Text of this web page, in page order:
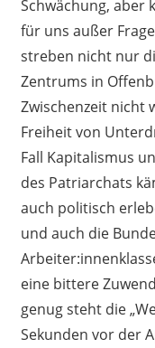
Schwächung, aber
für uns außer
streben nicht nur
Zentrums in
Zwischenzeit nicht
Freiheit von
Fall Kapitalismus
des Patriarchats
auch politisch
und auch die
eine bittere
genug steht die
Sekunden vor der